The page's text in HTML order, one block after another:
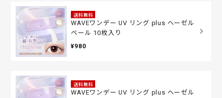
送料無料
WAVEワンデー UV リング plus ヘーゼル
ベール 10枚入り
¥980
送料無料
WAVEワンデー UV リング plus ヘーゼル